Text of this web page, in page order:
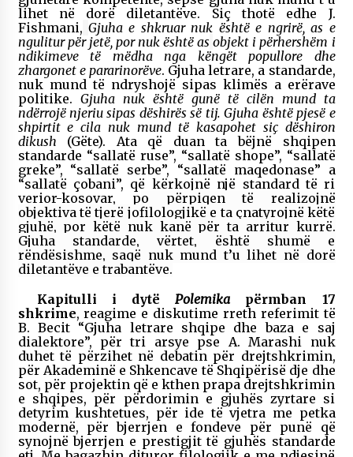
lihet në dorë diletantëve. Siç thotë edhe J.
Fishmani, Gjuha e shkruar nuk është e ngrirë, as e
ngulitur për jetë, por nuk është as objekt i përhershëm i
ndikimeve të mëdha nga këngët popullore dhe
zhargonet e pararinorëve. Gjuha letrare, a standarde,
nuk mund të ndryshojë sipas klimës a erërave
politike. Gjuha nuk është gunë të cilën mund ta
ndërrojë njeriu sipas dëshirës së tij. Gjuha është pjesë e
shpirtit e cila nuk mund të kasapohet siç dëshiron
dikush (Gëte). Ata që duan ta bëjnë shqipen
standarde “sallatë ruse”, “sallatë shope”, “sallatë
greke”, “sallatë serbe”, “sallatë maqedonase” a
“sallatë çobani”, që kërkojnë një standard të ri
verior-kosovar,
po përpiqen të realizojnë
objektiva të tjerë jofilologjikë e ta çnatyrojnë këtë
gjuhë, por këtë nuk kanë për ta arritur kurrë.
Gjuha standarde, vërtet, është shumë e
rëndësishme, saqë nuk mund t’u lihet në dorë
diletantëve e trabantëve.
Kapitulli i dytëPolemika përmban 17
shkrime, reagime e diskutime rreth referimit të
B. Becit “Gjuha letrare shqipe dhe baza e saj
dialektore”, për tri arsye pse A. Marashi nuk
duhet të përzihet në debatin për drejtshkrimin,
për Akademinë e Shkencave të Shqipërisë dje dhe
sot, për projektin që e kthen prapa drejtshkrimin
e shqipes, për përdorimin e gjuhës zyrtare si
detyrim kushtetues, për ide të vjetra me petka
modernë, për bjerrjen e fondeve për punë që
synojnë bjerrjen e prestigjit të gjuhës standarde